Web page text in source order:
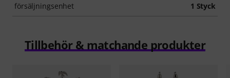
försäljningsenhet 1 Styck
Tillbehör & matchande produkter